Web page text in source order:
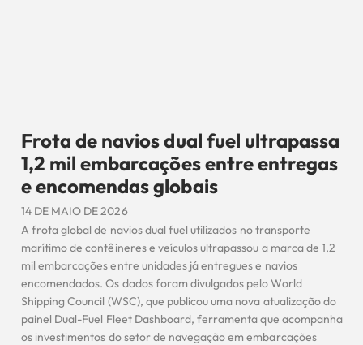
Frota de navios dual fuel ultrapassa
1,2 mil embarcações entre entregas
e encomendas globais
14 DE MAIO DE 2026
A frota global de navios dual fuel utilizados no transporte
marítimo de contêineres e veículos ultrapassou a marca de 1,2
mil embarcações entre unidades já entregues e navios
encomendados. Os dados foram divulgados pelo World
Shipping Council (WSC), que publicou uma nova atualização do
painel Dual-Fuel Fleet Dashboard, ferramenta que acompanha
os investimentos do setor de navegação em embarcações